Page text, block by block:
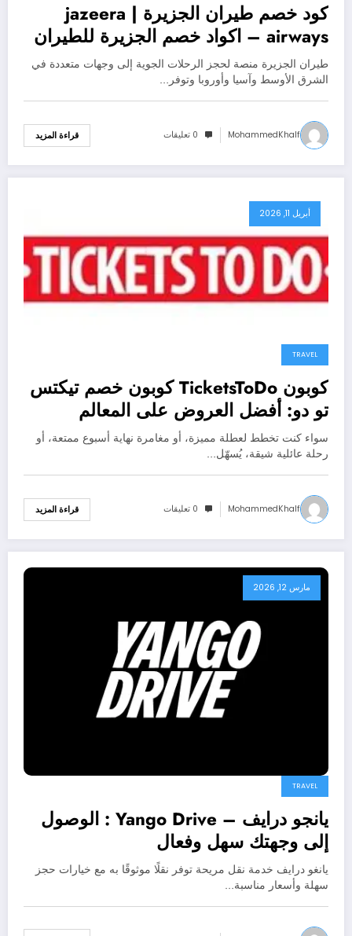
كود خصم طيران الجزيرة | jazeera
airways – اكواد خصم الجزيرة للطيران
طيران الجزيرة منصة لحجز الرحلات الجوية إلى وجهات متعددة في
الشرق الأوسط وآسيا وأوروبا وتوفر…
MohammedKhalf 0 تعليقات قراءة المزيد
أبريل 11, 2026
TRAVEL
كوبون TicketsToDo كوبون خصم تيكتس
تو دو: أفضل العروض على المعالم
السياحية والجولات والمنتزهات الترفيهية
وتجارب السفر حول العالم
سواء كنت تخطط لعطلة مميزة، أو مغامرة نهاية أسبوع ممتعة، أو
رحلة عائلية شيقة، يُسهّل…
MohammedKhalf 0 تعليقات قراءة المزيد
مارس 12, 2026
TRAVEL
يانجو درايف – Yango Drive : الوصول
إلى وجهتك سهل وفعال
يانغو درايف خدمة نقل مريحة توفر نقلًا موثوقًا به مع خيارات حجز
سهلة وأسعار مناسبة…